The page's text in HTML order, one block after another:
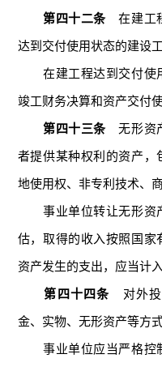
第四十二条在建工
达到交付使用状态的建设工
在建工程达到交付使
竣工财务决算和资产交付使
第四十三条无形资产
者提供某种权利的资产，
地使用权、非专利技术、
事业单位转让无形资
估，取得的收入按照国家
资产发生的支出，应当计
第四十四条 对外投
金、实物、无形资产等方
事业单位应当严格控